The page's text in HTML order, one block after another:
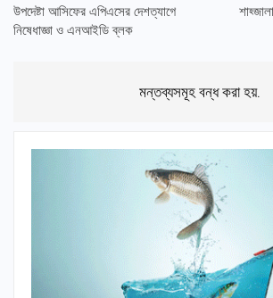
উপদেষ্টা আসিফের এপিএসের দেশত্যাগে
নিষেধাজ্ঞা ও এনআইডি ব্লক
মন্তব্যসমূহ বন্ধ করা হয়.